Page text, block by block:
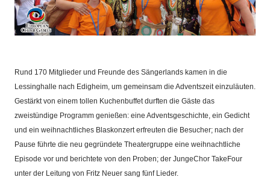
Rund 170 Mitglieder und Freunde des Sängerlands kamen in die
Lessinghalle nach Edigheim, um gemeinsam die Adventszeit einzuläuten.
Gestärkt von einem tollen Kuchenbuffet durften die Gäste das
zweistündige Programm genießen: eine Adventsgeschichte, ein Gedicht
und ein weihnachtliches Blaskonzert erfreuten die Besucher; nach der
Pause führte die neu gegründete Theatergruppe eine weihnachtliche
Episode vor und berichtete von den Proben; der JungeChor TakeFour
unter der Leitung von Fritz Neuer sang fünf Lieder.